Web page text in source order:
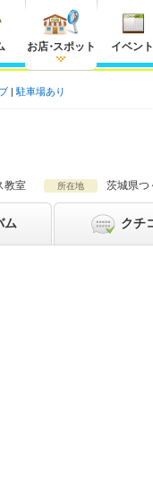
お店・スポット イベント
駐車場あり
教室 所在地 茨城県つ
ム クチ